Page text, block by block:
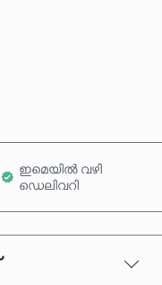
ഇമെയിൽ വഴി
ഡെലിവറി